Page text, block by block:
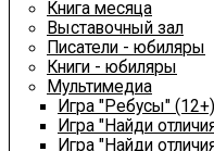
Книга месяца
Выставочный зал
Писатели - юбиляры
Книги - юбиляры
Мультимедиа
Игра "Ребусы" (12+)
Игра "Найди
Игра "Найди